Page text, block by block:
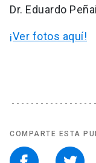
Dr. Eduardo
¡Ver fotos aquí!
COMPARTE ESTA